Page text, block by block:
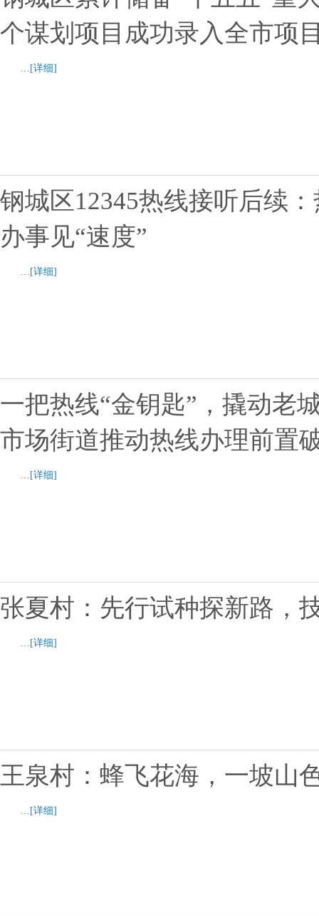
个谋划项目成功录入全市项
… [详细]
钢城区12345热线接听后续
办事见“速度”
… [详细]
一把热线“金钥匙”，撬动
市场街道推动热线办理前置
… [详细]
张夏村：先行试种探新路，
… [详细]
王泉村：蜂飞花海，一坡山
… [详细]